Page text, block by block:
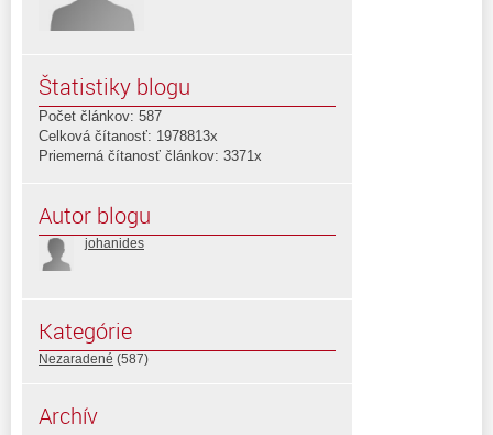
Štatistiky blogu
Počet článkov: 587
Celková čítanosť: 1978813x
Priemerná čítanosť článkov: 3371x
Autor blogu
johanides
Kategórie
Nezaradené (587)
Archív